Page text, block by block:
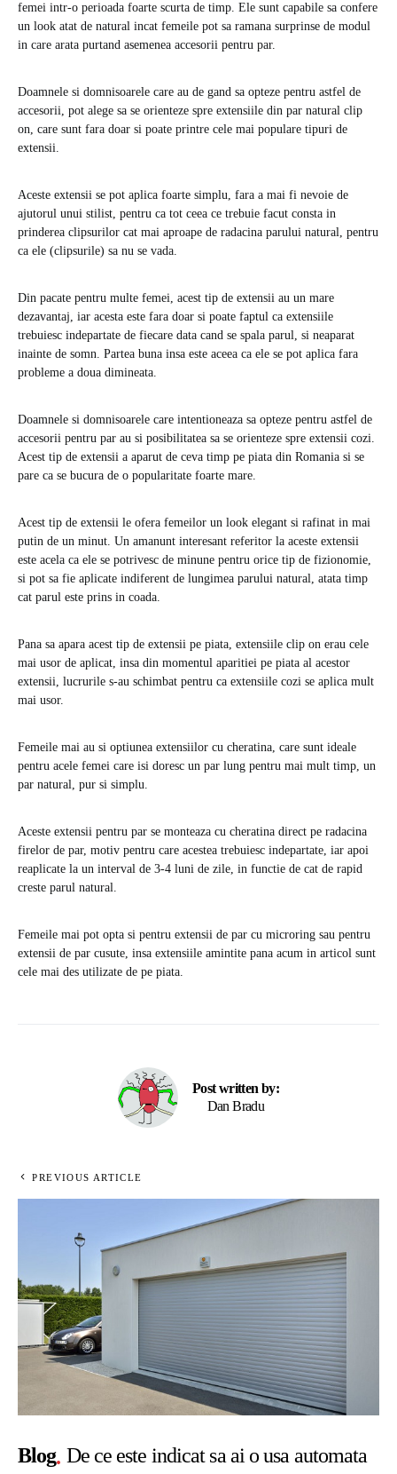
femei intr-o perioada foarte scurta de timp. Ele sunt capabile sa confere
un look atat de natural incat femeile pot sa ramana surprinse de modul
in care arata purtand asemenea accesorii pentru par.
Doamnele si domnisoarele care au de gand sa opteze pentru astfel de
accesorii, pot alege sa se orienteze spre extensiile din par natural clip
on, care sunt fara doar si poate printre cele mai populare tipuri de
extensii.
Aceste extensii se pot aplica foarte simplu, fara a mai fi nevoie de
ajutorul unui stilist, pentru ca tot ceea ce trebuie facut consta in
prinderea clipsurilor cat mai aproape de radacina parului natural, pentru
ca ele (clipsurile) sa nu se vada.
Din pacate pentru multe femei, acest tip de extensii au un mare
dezavantaj, iar acesta este fara doar si poate faptul ca extensiile
trebuiesc indepartate de fiecare data cand se spala parul, si neaparat
inainte de somn. Partea buna insa este aceea ca ele se pot aplica fara
probleme a doua dimineata.
Doamnele si domnisoarele care intentioneaza sa opteze pentru astfel de
accesorii pentru par au si posibilitatea sa se orienteze spre extensii cozi.
Acest tip de extensii a aparut de ceva timp pe piata din Romania si se
pare ca se bucura de o popularitate foarte mare.
Acest tip de extensii le ofera femeilor un look elegant si rafinat in mai
putin de un minut. Un amanunt interesant referitor la aceste extensii
este acela ca ele se potrivesc de minune pentru orice tip de fizionomie,
si pot sa fie aplicate indiferent de lungimea parului natural, atata timp
cat parul este prins in coada.
Pana sa apara acest tip de extensii pe piata, extensiile clip on erau cele
mai usor de aplicat, insa din momentul aparitiei pe piata al acestor
extensii, lucrurile s-au schimbat pentru ca extensiile cozi se aplica mult
mai usor.
Femeile mai au si optiunea extensiilor cu cheratina, care sunt ideale
pentru acele femei care isi doresc un par lung pentru mai mult timp, un
par natural, pur si simplu.
Aceste extensii pentru par se monteaza cu cheratina direct pe radacina
firelor de par, motiv pentru care acestea trebuiesc indepartate, iar apoi
reaplicate la un interval de 3-4 luni de zile, in functie de cat de rapid
creste parul natural.
Femeile mai pot opta si pentru extensii de par cu microring sau pentru
extensii de par cusute, insa extensiile amintite pana acum in articol sunt
cele mai des utilizate de pe piata.
Post written by:
Dan Bradu
PREVIOUS ARTICLE
Blog De ce este indicat sa ai o usa automata